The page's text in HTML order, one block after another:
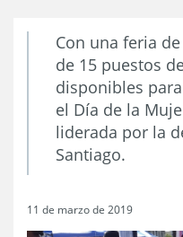
Con una feria
de 15 puestos
disponibles
el Día de la
liderada por la
Santiago.
11 de marzo de 2019